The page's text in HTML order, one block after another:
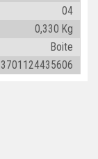
04
0,330 Kg
Boite
3701124435606